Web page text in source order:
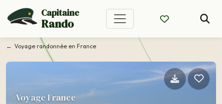
Capitaine
Rando
Voyage randonnée en France
Voyage France